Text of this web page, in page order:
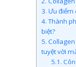
3. Ưu điểm
4.Thành
biệt?
5.
tuyệt vời
5.1.